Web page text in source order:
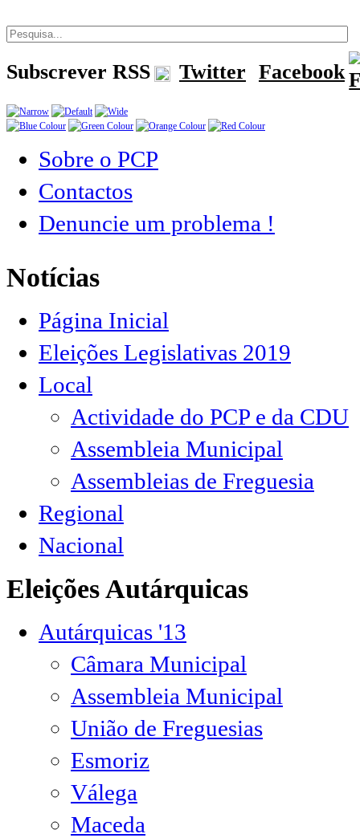
Subscrever RSS Twitter Facebook
Sobre o PCP
Contactos
Denuncie um problema !
Notícias
Página Inicial
Eleições Legislativas 2019
Local
Actividade do PCP e da CDU
Assembleia Municipal
Assembleias de Freguesia
Regional
Nacional
Eleições Autárquicas
Autárquicas '13
Câmara Municipal
Assembleia Municipal
União de Freguesias
Esmoriz
Válega
Maceda